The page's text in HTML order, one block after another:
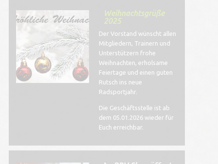
Weihnachtsgrüße
2025
Der Vorstand wünscht allen
Mitgliedern, Trainern und
Unterstützern frohe
Weihnachten, erholsame
Feiertage und einen guten
Rutsch ins neue
Radsportjahr.
Die Geschäftsstelle ist ab
dem 05.01.2026 wieder für
Euch erreichbar.